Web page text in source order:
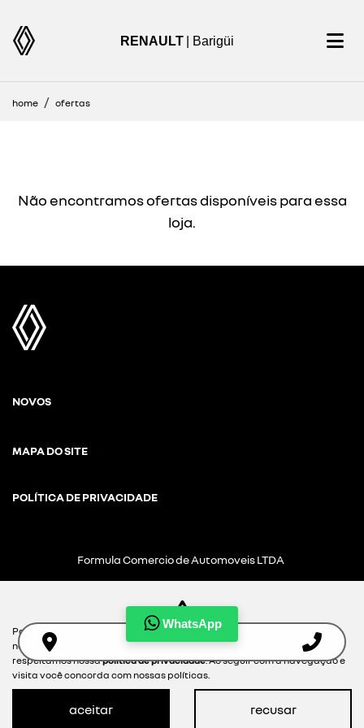
RENAULT | Barigüi
WhatsApp
home ofertas
Não encontramos ofertas disponíveis para essa
loja.
NOVOS
MAPA DO SITE
POLÍTICA DE PRIVACIDADE
Formula Comercio de Automoveis LTDA
Desacelere. Seu bem maior é a vida.
Para otimizar sua experiência durante a navegação, fazemos uso de
nossa política de cookies e para proteger seus dados pessoais
respeitamos nossapolítica de privacidade. Ao seguir com a navegação e
visita você concorda com nossas políticas.
aceitar recusar